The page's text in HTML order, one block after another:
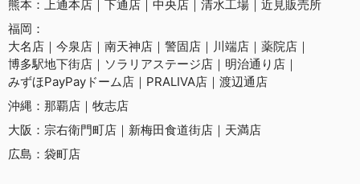
熊本： 上通本店 下通店 中央店 清水工場
近見販売所
福岡：
大名店
今泉店 南天神店 警固店 川端店
薬院店
博多駅地下街店
ソラリアステージ店
明治通り店
みずほPayPayドーム店
PRALIVA店
渡辺通店
沖縄： 那覇店
牧志店
大阪： 宗右衛門町店 新梅田食道街店
天満店
広島： 袋町店